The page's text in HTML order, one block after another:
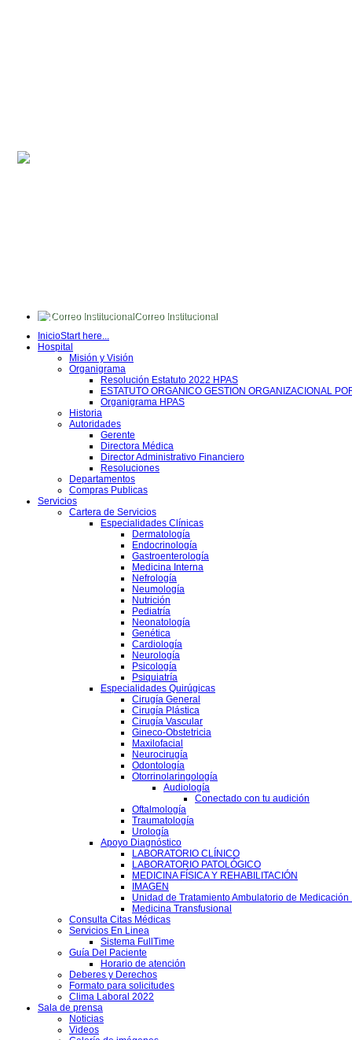
Correo Institucional
Intranet
Quipux
InicioStart here...
Hospital
Misión y Visión
Organigrama
Resolución Estatuto 2022 HPAS
ESTATUTO ORGANICO GESTION ORGANIZACIONAL
Organigrama HPAS
Historia
Autoridades
Gerente
Directora Médica
Director Administrativo Financiero
Resoluciones
Departamentos
Compras Publicas
Servicios
Cartera de Servicios
Especialidades Clínicas
Dermatología
Endocrinología
Gastroenterología
Medicina Interna
Nefrología
Neumología
Nutrición
Pediatría
Neonatología
Genética
Cardiología
Neurología
Psicología
Psiquiatría
Especialidades Quirúgicas
Cirugía General
Cirugía Plástica
Cirugía Vascular
Gineco-Obstetricia
Maxilofacial
Neurocirugía
Odontología
Otorrinolaringología
Audiología
Conectado con tu audición
Oftalmología
Traumatología
Urología
Apoyo Diagnóstico
LABORATORIO CLÍNICO
LABORATORIO PATOLÓGICO
MEDICINA FÍSICA Y REHABILITACIÓN
IMAGEN
Unidad de Tratamiento Ambulatorio de Medicación
Medicina Transfusional
Consulta Citas Médicas
Servicios En Linea
Sistema FullTime
Guía Del Paciente
Horario de atención
Deberes y Derechos
Formato para solicitudes
Clima Laboral 2022
Sala de prensa
Noticias
Videos